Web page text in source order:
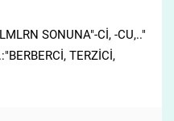
SONUNA"-Cİ, -CU,.."
TERZİCİ,